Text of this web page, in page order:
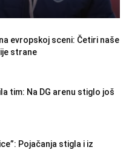
evropskoj sceni: Četiri naše
strane
tim: Na DG arenu stiglo još
Pojačanja stigla i iz